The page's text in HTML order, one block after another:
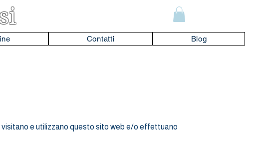
Contatti Blog
visitano e utilizzano questo sito web e/o effettuano